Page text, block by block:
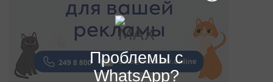
Проблемы с
WhatsApp?